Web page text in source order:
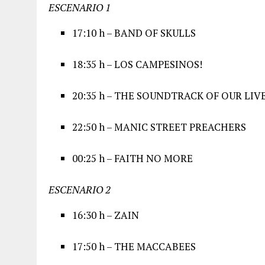
ESCENARIO 1
17:10 h – BAND OF SKULLS
18:35 h – LOS CAMPESINOS!
20:35 h – THE SOUNDTRACK OF OUR
22:50 h – MANIC STREET PREACHERS
00:25 h – FAITH NO MORE
ESCENARIO 2
16:30 h – ZAIN
17:50 h – THE MACCABEES